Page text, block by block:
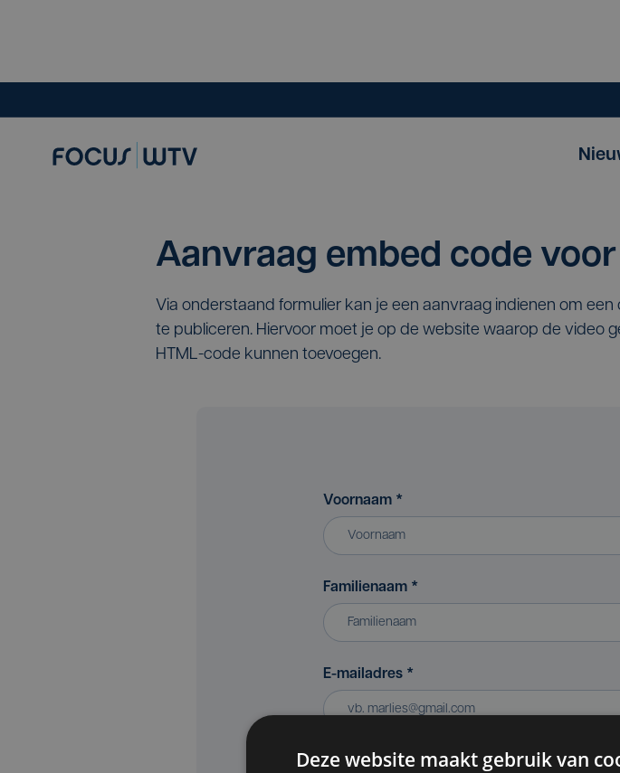
Aanvraag embed code
Via onderstaand formulier kan je een aanvraag indienen om
te publiceren. Hiervoor moet je op de website waarop de video
HTML-code kunnen toevoegen.
Voornaam *
Familienaam *
E-mailadres *
Bedrijf of vereniging (indien van toepassing)
Deze website maakt gebruik van